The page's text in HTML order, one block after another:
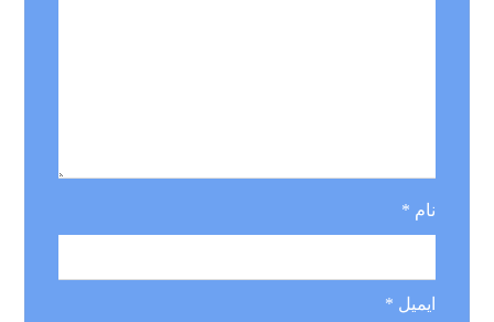
نام *
ایمیل *